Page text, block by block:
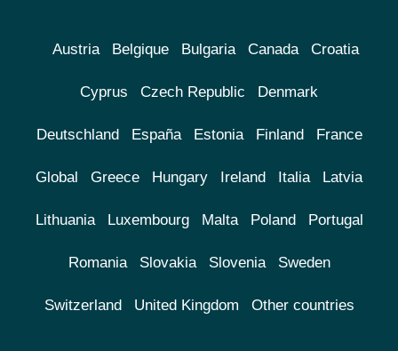
Austria Belgique Bulgaria Canada Croatia
Cyprus Czech Republic Denmark
Deutschland España Estonia Finland France
Global Greece Hungary Ireland Italia Latvia
Lithuania Luxembourg Malta Poland Portugal
Romania Slovakia Slovenia Sweden
Switzerland United Kingdom Other countries